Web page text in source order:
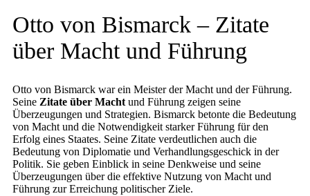
Otto von Bismarck – Zitate
über Macht und Führung
Otto von Bismarck war ein Meister der Macht und der Führung.
Seine Zitate über Macht und Führung zeigen seine
Überzeugungen und Strategien. Bismarck betonte die Bedeutung
von Macht und die Notwendigkeit starker Führung für den
Erfolg eines Staates. Seine Zitate verdeutlichen auch die
Bedeutung von Diplomatie und Verhandlungsgeschick in der
Politik. Sie geben Einblick in seine Denkweise und seine
Überzeugungen über die effektive Nutzung von Macht und
Führung zur Erreichung politischer Ziele.